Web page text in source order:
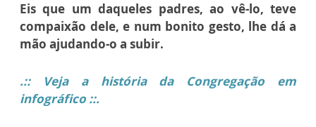
Eis que um daqueles padres, ao vê-lo, teve
compaixão dele, e num bonito gesto, lhe dá a
mão ajudando-o a subir.
.:: Veja a história da Congregação em
infográfico ::.